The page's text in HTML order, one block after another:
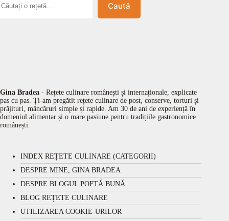
Caută
Gina Bradea - Rețete culinare românești și internaționale, explicate
pas cu pas. Ți-am pregătit rețete culinare de post, conserve, torturi și
prăjituri, mâncăruri simple și rapide. Am 30 de ani de experiență în
domeniul alimentar și o mare pasiune pentru tradițiile gastronomice
românești.
INDEX REȚETE CULINARE (CATEGORII)
DESPRE MINE, GINA BRADEA
DESPRE BLOGUL POFTĂ BUNĂ
BLOG REȚETE CULINARE
UTILIZAREA COOKIE-URILOR